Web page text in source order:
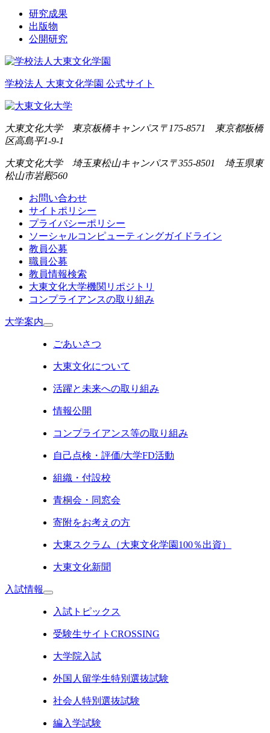
研究成果
出版物
公開研究
学校法人 大東文化学園 公式サイト
大東文化大学 東京板橋キャンパス 〒175-8571 東京都板橋
区高島平1-9-1
大東文化大学 埼玉東松山キャンパス 〒355-8501 埼玉県東
松山市岩殿560
お問い合わせ
サイトポリシー
プライバシーポリシー
ソーシャルコンピューティングガイドライン
教員公募
職員公募
教員情報検索
大東文化大学機関リポジトリ
コンプライアンスの取り組み
大学案内
ごあいさつ
大東文化について
活躍と未来への取り組み
情報公開
コンプライアンス等の取り組み
自己点検・評価/大学FD活動
組織・付設校
青桐会・同窓会
寄附をお考えの方
大東スクラム（大東文化学園100％出資）
大東文化新聞
入試情報
入試トピックス
受験生サイトCROSSING
大学院入試
外国人留学生特別選抜試験
社会人特別選抜試験
編入学試験